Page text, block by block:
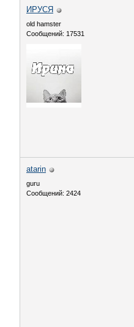
ИРУСЯ
old hamster
Сообщений: 17531
atarin
guru
Сообщений: 2424